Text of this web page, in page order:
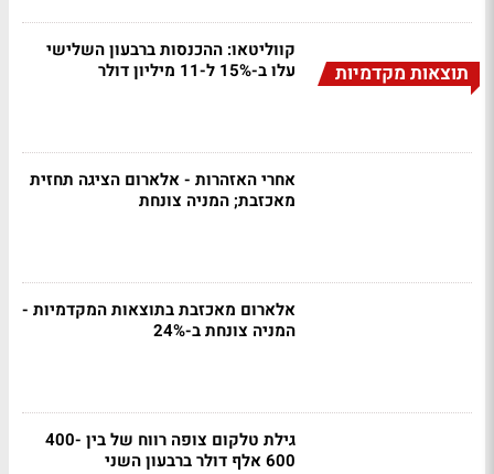
תוצאות מקדמיות
קווליטאו: ההכנסות ברבעון השלישי
עלו ב-15% ל-11 מיליון דולר
אחרי האזהרות - אלארום הציגה תחזית
מאכזבת; המניה צונחת
אלארום מאכזבת בתוצאות המקדמיות -
המניה צונחת ב-24%
גילת טלקום צופה רווח של בין 400-
600 אלף דולר ברבעון השני